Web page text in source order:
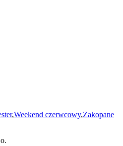
,Weekend czerwcowy,Zakopane